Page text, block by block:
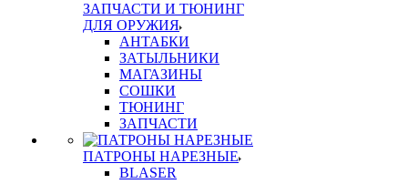
ЗАПЧАСТИ И ТЮНИНГ
ДЛЯ ОРУЖИЯ
АНТАБКИ
ЗАТЫЛЬНИКИ
МАГАЗИНЫ
СОШКИ
ТЮНИНГ
ЗАПЧАСТИ
ПАТРОНЫ НАРЕЗНЫЕ
BLASER